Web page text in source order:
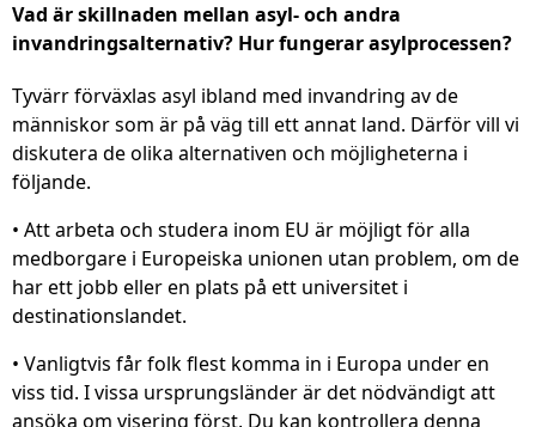
Vad är skillnaden mellan asyl- och andra
invandringsalternativ? Hur fungerar asylprocessen?
Tyvärr förväxlas asyl ibland med invandring av de
människor som är på väg till ett annat land. Därför vill vi
diskutera de olika alternativen och möjligheterna i
följande.
• Att arbeta och studera inom EU är möjligt för alla
medborgare i Europeiska unionen utan problem, om de
har ett jobb eller en plats på ett universitet i
destinationslandet.
• Vanligtvis får folk flest komma in i Europa under en
viss tid. I vissa ursprungsländer är det nödvändigt att
ansöka om visering först. Du kan kontrollera denna